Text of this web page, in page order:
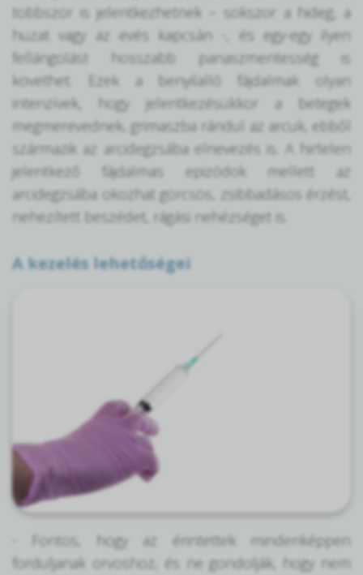
többször is jelentkezhetnek – sokszor a hideg, a
huzat vagy az evés kapcsán -, és egy-egy ilyen
fellángolást hosszabb panaszmentesség is
követhet. Ezek a benyilalló fájdalmak olyan
intenzívek, hogy jelentkezésükkor a betegek
megmerevednek, grimaszba rándul az arcuk, ebből
származik az arcidegzsába elnevezés is. A hirtelen
jelentkező fájdalmas epizódok mellett az
arcidegzsába okozhat görcsös, zsibbadásos érzést,
nehezített beszédet, rágási nehézséget is.
A kezelés lehetőségei
- Fontos, hogy az érintettek mindenképpen
forduljanak orvoshoz, és ne gondolják, hogy nem